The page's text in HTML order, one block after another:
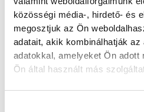
közösségi média-, hirdető- és
megosztjuk az Ön
adatait, akik kombinálhatják az
adatokkal, amelyeket Ön adott
Ön által használt más
közélet